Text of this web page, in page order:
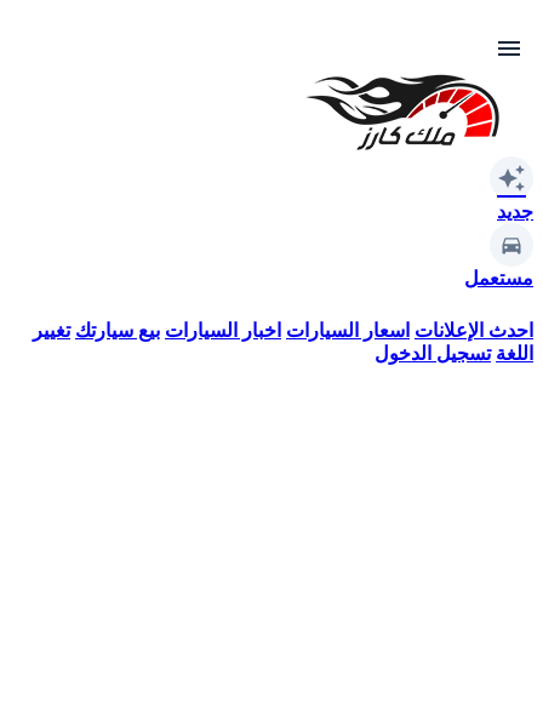
menu
auto_awesome
جديد
مستعمل
احدث الإعلانات اسعار السيارات اخبار السيارات بيع سيارتك تغيير
اللغة تسجيل الدخول